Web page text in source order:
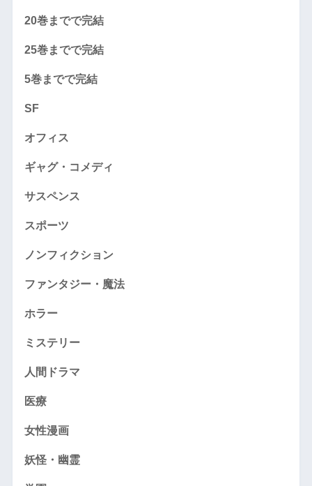
20巻までで完結
25巻までで完結
5巻までで完結
SF
オフィス
ギャグ・コメディ
サスペンス
スポーツ
ノンフィクション
ファンタジー・魔法
ホラー
ミステリー
人間ドラマ
医療
女性漫画
妖怪・幽霊